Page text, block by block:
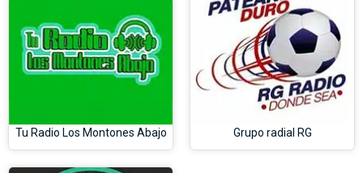
Tu Radio Los Montones Abajo Grupo radial RG